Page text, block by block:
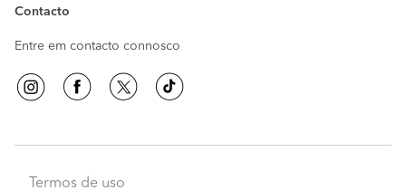
Contacto
Entre em contacto connosco
Termos de uso